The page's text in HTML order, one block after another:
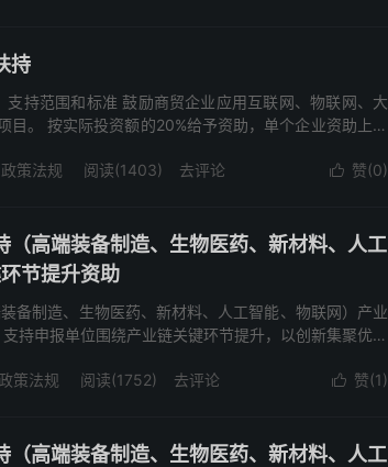
持
持范围和标准 鼓励商贸企业应用互联网、物联网、大
目。 按实际投资额的20%给予资助，单个企业资助上限
 赞(0)
政策法规 阅读(1403) 去评论
高端装备制造、生物医药、新材料、人工
节提升资助
备制造、生物医药、新材料、人工智能、物联网）产业
持申报单位围绕产业链关键环节提升，以创新集聚优势
 赞(1)
政策法规 阅读(1752) 去评论
高端装备制造、生物医药、新材料、人工